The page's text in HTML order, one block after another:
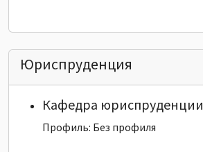
Юриспруденция
Кафедра юриспруденции
Профиль: Без профиля